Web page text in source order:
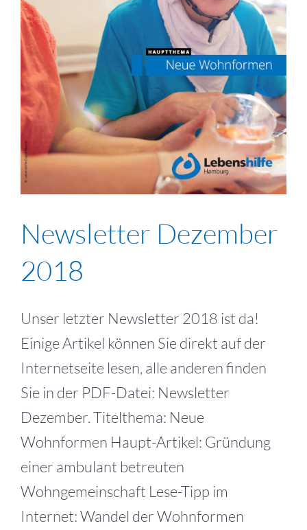
Newsletter Dezember
2018
Unser letzter Newsletter 2018 ist da!
Einige Artikel können Sie direkt auf der
Internetseite lesen, alle anderen finden
Sie in der PDF-Datei: Newsletter
Dezember. Titelthema: Neue
Wohnformen Haupt-Artikel: Gründung
einer ambulant betreuten
Wohngemeinschaft Lese-Tipp im
Internet: Wandel der Wohnformen